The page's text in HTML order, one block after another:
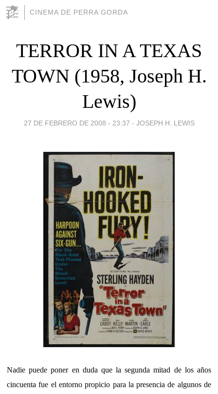
CINEMA DE PERRA GORDA
TERROR IN A TEXAS
TOWN (1958, Joseph H.
Lewis)
27 DE FEBRERO DE 2008 - 23:37 - JOSEPH H. LEWIS
Nadie puede poner en duda que la segunda mitad de los años
cincuenta fue el entorno propicio para la presencia de algunos de